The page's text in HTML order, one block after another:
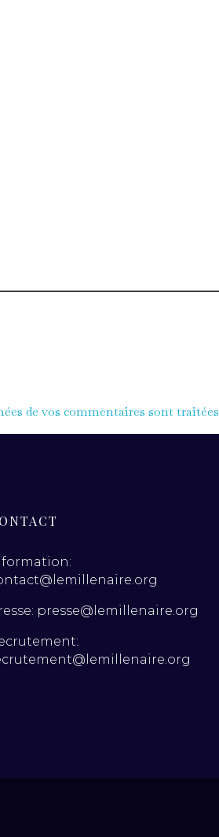
de vos commentaires sont traitées
presse@lemillenaire.org